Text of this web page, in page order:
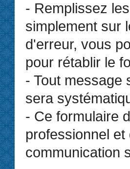
- Remplissez
simplement sur
d'erreur, vous
pour rétablir le
- Tout message
sera
- Ce formulaire
professionnel
communication